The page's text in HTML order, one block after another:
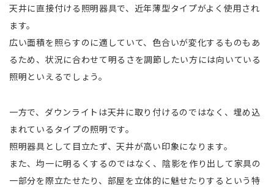
天井に直接付ける照明器具で、近年薄型タイプがよく使用され
ます。
広い面積を照らすのに適していて、色合いが変化するものもあ
るため、状況に合わせて明るさを調節したい方には向いている
照明といえるでしょう。
一方で、ダウンライトは天井に取り付けるのではなく、埋め込
まれているタイプの照明です。
照明器具として目立たず、天井が高い印象になります。
また、均一に明るくするのではなく、陰影を作り出して家具の
一部分を際立たせたり、部屋を立体的に魅せたりするという特